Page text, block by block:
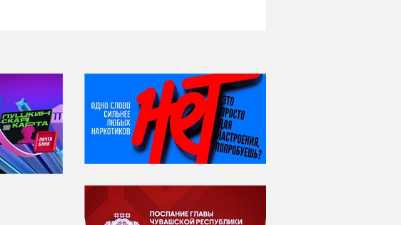
НИ ДНЯ БЕЗ ДАТЫ...
07 августа
Я встретил вас – и
всё былое...